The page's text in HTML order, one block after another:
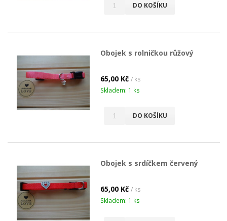
DO KOŠÍKU
Obojek s rolničkou růžový
65,00 Kč / ks
Skladem: 1 ks
DO KOŠÍKU
Obojek s srdíčkem červený
65,00 Kč / ks
Skladem: 1 ks